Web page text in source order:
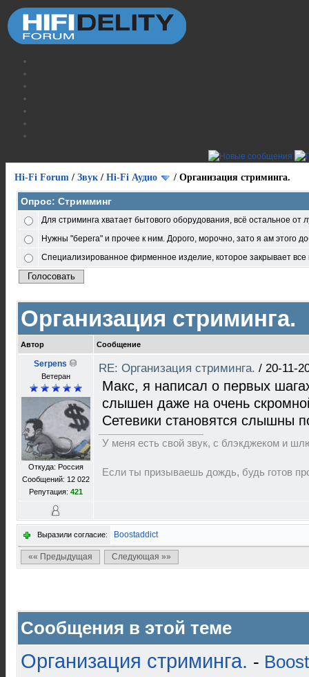
Hi-Fi Forum / Звук / Hi-Fi Аудио / Организация стриминга.
Опрос: Стримминг
Для стриминга хватает бытового оборудования, всё остальное от
Нужны "берега" и прочее к ним. Дорого, морочно, зато я ам этого
Специализированное фирменное изделие, которое закрывает все
Организация стриминга.
Автор Сообщение
Serpens
Ветеран
Откуда: Россия
Сообщений: 12 022
Репутация: 421
RE: Организация стриминга. / 20-11-
Макс, я написал о первых
слышен даже на очень
Сетевики становятся слышны
У меня есть свой звук, с блэкджеком и
Если ты призываешь дождь, будь готов
Выразили согласие: Boostaddict
«« Предыдущая Следующая »»
Сообщения в этой теме
Организация стриминга. -